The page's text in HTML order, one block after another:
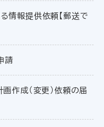
情報提供依頼【郵送で
請
画作成（変更）依頼の届